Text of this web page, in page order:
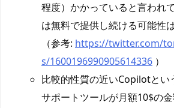
程度）かかっていると言われ
は無料で提供し続ける可能性
（参考: https://twitter.com/
s/1600196990905614336 ）
比較的性質の近いCopilotとい
サポートツールが月額10$の